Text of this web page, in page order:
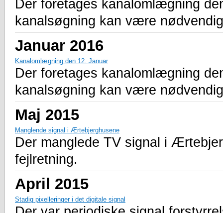
Der foretages kanalomlægning
kanalsøgning kan være
Januar 2016
Kanalomlægning den 12. Januar
Der foretages kanalomlægning
kanalsøgning kan være
Maj 2015
Manglende signal i Ærtebjerghusene
Der manglede TV signal i
fejlretning.
April 2015
Stadig pixelleringer i det digitale signal